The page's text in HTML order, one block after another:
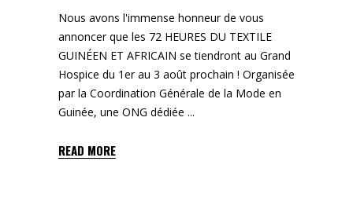
Nous avons l'immense honneur de vous
annoncer que les 72 HEURES DU TEXTILE
GUINÉEN ET AFRICAIN se tiendront au Grand
Hospice du 1er au 3 août prochain ! Organisée
par la Coordination Générale de la Mode en
Guinée, une ONG dédiée
READ MORE